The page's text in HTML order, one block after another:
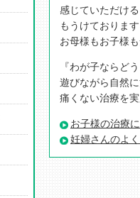
感じていただけ
もうけておりま
お母様もお子様
『わが子ならど
遊びながら自然
痛くない治療を
お子様の治療
妊婦さんのよ